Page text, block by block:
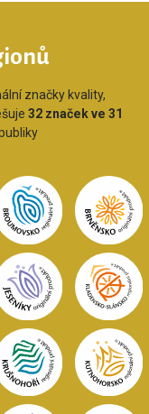
značky kvality,
32 značek ve 31